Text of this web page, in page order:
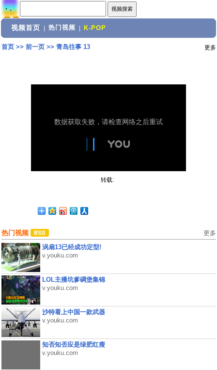
视频首页 热门视频 K-POP
首页>> 前一页>> 青岛往事 13 更多
转载:
热门视频 更多
涡扇13已经成功定型!
v.youku.com
LOL主播坑爹碉堡集锦
v.youku.com
沙特看上中国一款武器
v.youku.com
知否知否应是绿肥红瘦
v.youku.com